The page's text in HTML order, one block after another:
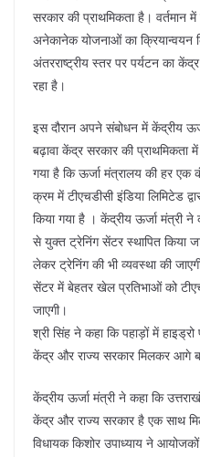
सरकार की प्राथमिकता है। वर्तमान
अनेकानेक योजनाओं का क्रियान्वयन
अंतरराष्ट्रीय स्तर पर पर्यटन का
रहा है।
इस दौरान अपने संबोधन में केंद्रीय
बढ़ावा केंद्र सरकार की प्राथमिकता
गया है कि ऊर्जा मंत्रालय की हर
क्रम में टीएचडीसी इंडिया लिमिटेड
किया गया है । केंद्रीय ऊर्जा मंत्री ने
से युक्त ट्रेनिंग सेंटर स्थापित किया
लेकर ट्रेनिंग की भी व्यवस्था की
सेंटर में बेहतर खेल प्रतिभाओं को
जाएगी।
श्री सिंह ने कहा कि पहाड़ों में
केंद्र और राज्य सरकार मिलकर आगे
केंद्रीय ऊर्जा मंत्री ने कहा कि
केंद्र और राज्य सरकार है एक साथ
विधायक किशोर उपाध्याय ने